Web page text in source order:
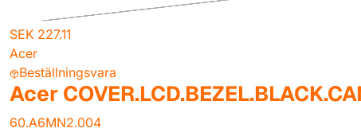
SEK 227.11
Acer
Beställningsvara
Acer
60.A6MN2.004